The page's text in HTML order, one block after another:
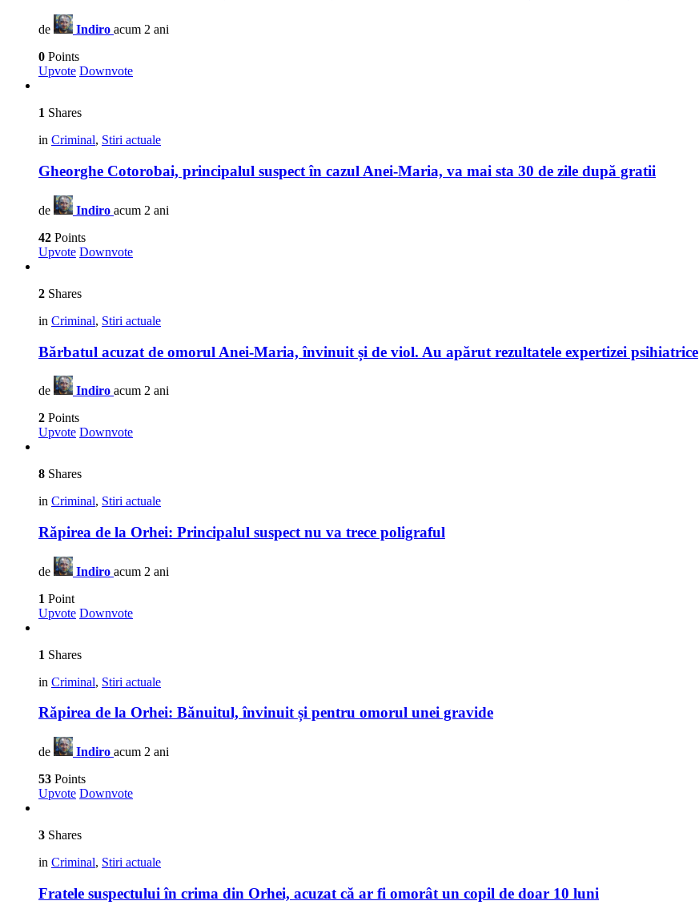
de Indiro acum 2 ani
0 Points
Upvote Downvote
1 Shares
in Criminal, Stiri actuale
Gheorghe Cotorobai, principalul suspect în cazul Anei-Maria, va mai sta 30 de zile după gratii
de Indiro acum 2 ani
42 Points
Upvote Downvote
2 Shares
in Criminal, Stiri actuale
Bărbatul acuzat de omorul Anei-Maria, învinuit și de viol. Au apărut rezultatele expertizei psihiatrice
de Indiro acum 2 ani
2 Points
Upvote Downvote
8 Shares
in Criminal, Stiri actuale
Răpirea de la Orhei: Principalul suspect nu va trece poligraful
de Indiro acum 2 ani
1 Point
Upvote Downvote
1 Shares
in Criminal, Stiri actuale
Răpirea de la Orhei: Bănuitul, învinuit și pentru omorul unei gravide
de Indiro acum 2 ani
53 Points
Upvote Downvote
3 Shares
in Criminal, Stiri actuale
Fratele suspectului în crima din Orhei, acuzat că ar fi omorât un copil de doar 10 luni